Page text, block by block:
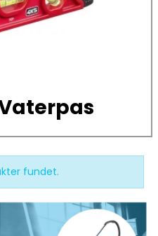
fundet.